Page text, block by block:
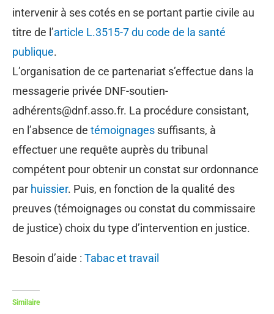
intervenir à ses cotés en se portant partie civile au
titre de l’article L.3515-7 du code de la santé
publique.
L’organisation de ce partenariat s’effectue dans la
messagerie privée DNF-soutien-
adhérents@dnf.asso.fr. La procédure consistant,
en l’absence de témoignages suffisants, à
effectuer une requête auprès du tribunal
compétent pour obtenir un constat sur ordonnance
par huissier. Puis, en fonction de la qualité des
preuves (témoignages ou constat du commissaire
de justice) choix du type d’intervention en justice.
Besoin d’aide : Tabac et travail
Similaire